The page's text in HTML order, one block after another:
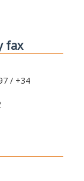
fax
/ +34